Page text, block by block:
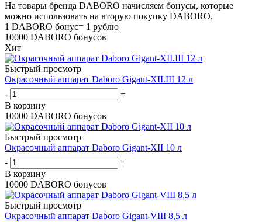
На товары бренда DABORO начисляем бонусы, которые
можно использовать на вторую покупку DABORO.
1 DABORO бонус= 1 рублю
10000 DABORO бонусов
Хит
Быстрый просмотр
Окрасочный аппарат Daboro Gigant-XII.III 12 л
-
+
В корзину
10000 DABORO бонусов
Быстрый просмотр
Окрасочный аппарат Daboro Gigant-XII 10 л
-
+
В корзину
10000 DABORO бонусов
Быстрый просмотр
Окрасочный аппарат Daboro Gigant-VIII 8,5 л